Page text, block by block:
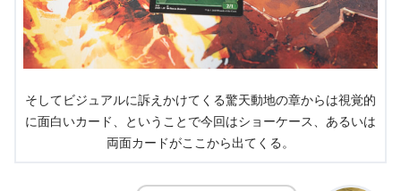
そしてビジュアルに訴えかけてくる驚天動地の章からは視覚的
に面白いカード、ということで今回はショーケース、あるいは
両面カードがここから出てくる。